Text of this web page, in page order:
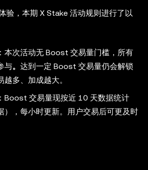
验，本期 X Stake 活动规则进行了以
本次活动无 Boost 交易量门槛，所有
与。 达到一定 Boost 交易量仍会解锁
多、加成越大。
Boost 交易量现按近 10 天数据统计
），每小时更新。用户交易后可更及时